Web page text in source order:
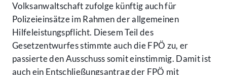
Volksanwaltschaft zufolge künftig auch für
Polizeieinsätze im Rahmen der allgemeinen
Hilfeleistungspflicht. Diesem Teil des
Gesetzentwurfes stimmte auch die FPÖ zu, er
passierte den Ausschuss somit einstimmig. Damit ist
auch ein Entschließungsantrag der FPÖ mit